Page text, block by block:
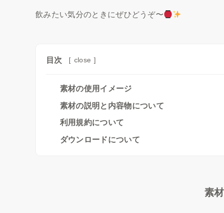
飲みたい気分のときにぜひどうぞ〜​
目次 [ close ]
素材の使用イメージ
素材の説明と内容物について
利用規約について
ダウンロードについて
素